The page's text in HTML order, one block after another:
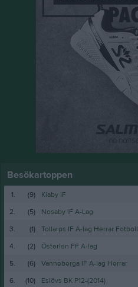
Besökartoppen
1. (9)
Kiaby IF
2.
(5)
Nosaby IF A-Lag
3.
(1)
Tollarps IF A-lag Herrar Fotboll
4.
(2)
Österlen FF A-lag
5.
(6)
Vanneberga IF A-lag Herrar
6.
(10) Eslövs BK P12-(2014)